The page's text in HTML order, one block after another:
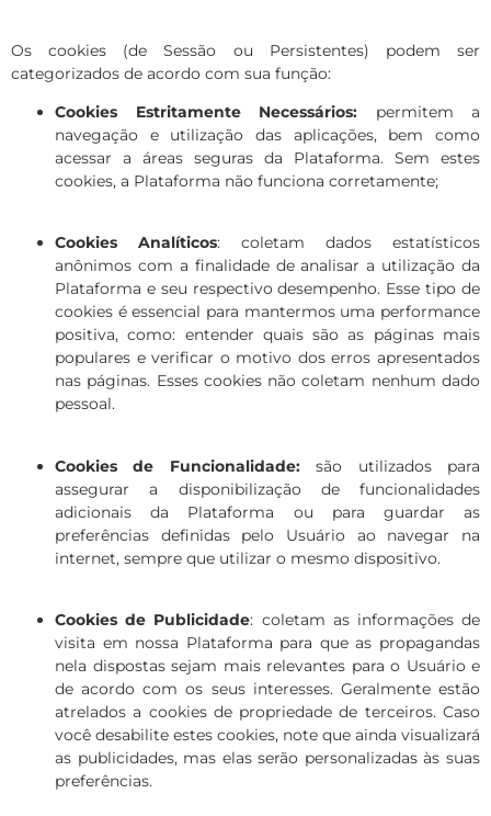
Os cookies (de Sessão ou Persistentes) podem ser
categorizados de acordo com sua função:
Cookies Estritamente Necessários:
permitem a
navegação e utilização das aplicações, bem como
acessar a áreas seguras da Plataforma. Sem estes
cookies, a Plataforma não funciona corretamente;
Cookies Analíticos: coletam dados estatísticos
anônimos com a finalidade de analisar a utilização da
Plataforma e seu respectivo desempenho. Esse tipo de
cookies é essencial para mantermos uma performance
positiva, como: entender quais são as páginas mais
populares e verificar o motivo dos erros apresentados
nas páginas. Esses cookies não coletam nenhum dado
pessoal.
Cookies de Funcionalidade:
são utilizados para
assegurar a disponibilização de funcionalidades
adicionais da Plataforma ou para guardar as
preferências definidas pelo Usuário ao navegar na
internet, sempre que utilizar o mesmo dispositivo.
Cookies de Publicidade: coletam as informações de
visita em nossa Plataforma para que as propagandas
nela dispostas sejam mais relevantes para o Usuário e
de acordo com os seus interesses. Geralmente estão
atrelados a cookies de propriedade de terceiros. Caso
você desabilite estes cookies, note que ainda visualizará
as publicidades, mas elas serão personalizadas às suas
preferências.